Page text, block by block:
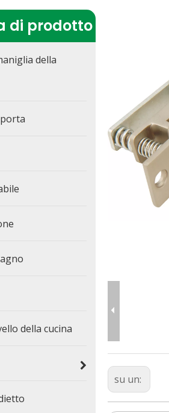
di prodotto
della
della cucina
su un: